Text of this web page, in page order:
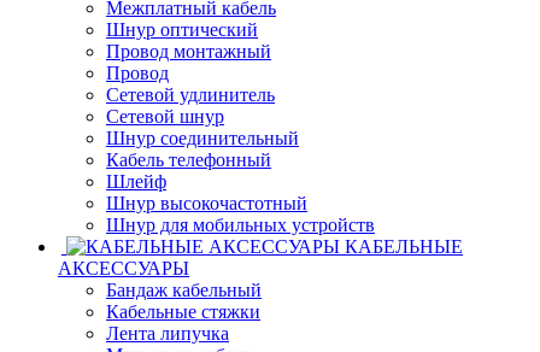
Межплатный кабель
Шнур оптический
Провод монтажный
Провод
Сетевой удлинитель
Сетевой шнур
Шнур соединительный
Кабель телефонный
Шлейф
Шнур высокочастотный
Шнур для мобильных устройств
КАБЕЛЬНЫЕ
АКСЕССУАРЫ
Бандаж кабельный
Кабельные стяжки
Лента липучка